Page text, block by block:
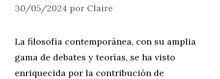
30/05/2024 por Claire
La filosofía contemporánea, con su amplia
gama de debates y teorías, se ha visto
enriquecida por la contribución de